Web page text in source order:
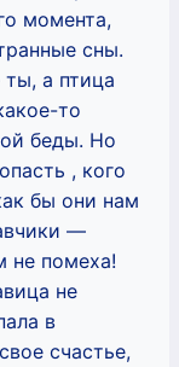
момента,
сны.
а птица
то
беды. Но
, кого
бы они нам
—
не помеха!
не
в
счастье,